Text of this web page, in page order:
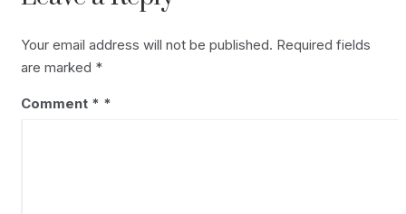
Your email address will not be published. Required fields
are marked *
Comment *